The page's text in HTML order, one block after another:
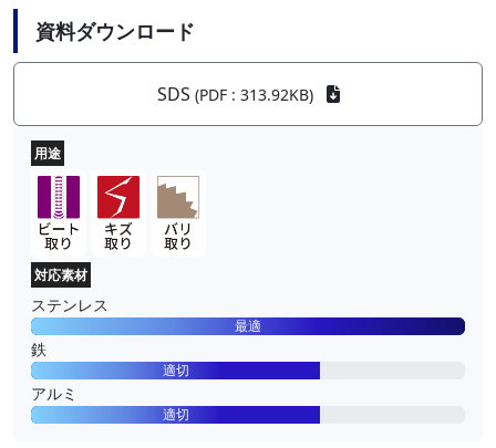
資料ダウンロード
SDS (PDF : 313.92KB)
用途
対応素材
ステンレス
最適
鉄
適切
アルミ
適切